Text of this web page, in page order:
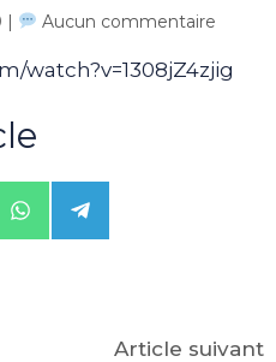
| Aucun commentaire
watch?v=1308jZ4zjig
Share
on
Share
on
Article suivant